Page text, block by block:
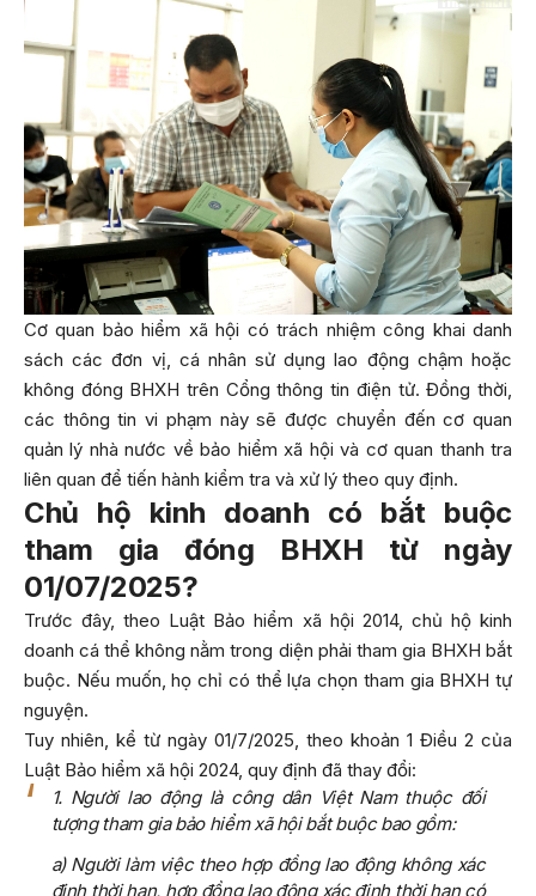
Cơ quan bảo hiểm xã hội có trách nhiệm công khai danh
sách các đơn vị, cá nhân sử dụng lao động chậm hoặc
không đóng BHXH trên Cổng thông tin điện tử. Đồng thời,
các thông tin vi phạm này sẽ được chuyển đến cơ quan
quản lý nhà nước về bảo hiểm xã hội và cơ quan thanh tra
liên quan để tiến hành kiểm tra và xử lý theo quy định.
Chủ hộ kinh doanh có bắt buộc
tham gia đóng BHXH từ ngày
01/07/2025?
Trước đây, theo Luật Bảo hiểm xã hội 2014, chủ hộ kinh
doanh cá thể không nằm trong diện phải tham gia BHXH bắt
buộc. Nếu muốn, họ chỉ có thể lựa chọn tham gia BHXH tự
nguyện.
Tuy nhiên, kể từ ngày 01/7/2025, theo khoản 1 Điều 2 của
Luật Bảo hiểm xã hội 2024, quy định đã thay đổi:
1. Người lao động là công dân Việt Nam thuộc đối
tượng tham gia bảo hiểm xã hội bắt buộc bao gồm:
a) Người làm việc theo hợp đồng lao động không xác
định thời hạn, hợp đồng lao động xác định thời hạn có